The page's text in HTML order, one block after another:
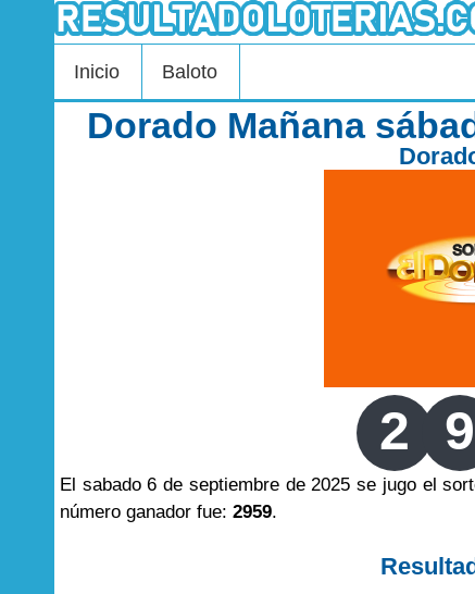
Inicio Baloto
Dorado Mañana
2 9
El sabado 6 de septiembre de 2025 se jugo el
número ganador fue: 2959.